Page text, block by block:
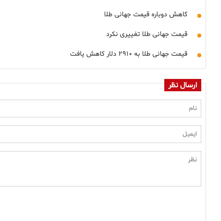
کاهش دوباره قیمت جهانی طلا
قیمت جهانی طلا تغییری نکرد
قیمت جهانی طلا به ۲۹۱۰ دلار کاهش یافت
ارسال نظر